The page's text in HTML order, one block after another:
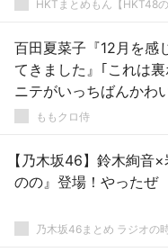
HKTまとめもん【HKT48の
百田夏菜子『12月を感
てきました』｢これは
ニテがいっちばんかわ
なってる」
ももクロ侍
【乃木坂46】鈴木絢音
のの』登場！やったぜ
乃木坂46まとめ ラジオの